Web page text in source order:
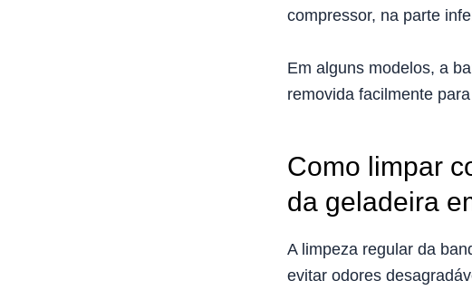
compressor, na parte
Em alguns modelos, a
removida facilmente
Como limpar
da geladeira
A limpeza regular da
evitar odores